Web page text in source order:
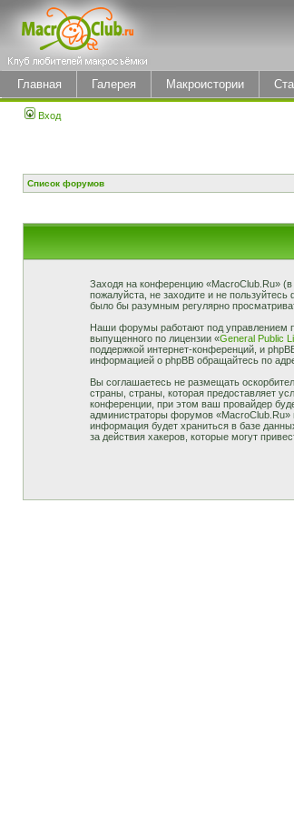
Главная Галерея Макроистории
Вход
Список форумов
Заходя на конференцию «MacroClub.Ru»
пожалуйста, не заходите и не
было бы разумным регулярно
Наши форумы работают под управлением
выпущенного по лицензии «General Public
поддержкой интернет-конференций, и
информацией о phpBB обращайтесь по
Вы соглашаетесь не размещать
страны, страны, которая предоставляет
конференции, при этом ваш провайдер
администраторы форумов «MacroClub.Ru»
информация будет храниться в базе
за действия хакеров, которые могут